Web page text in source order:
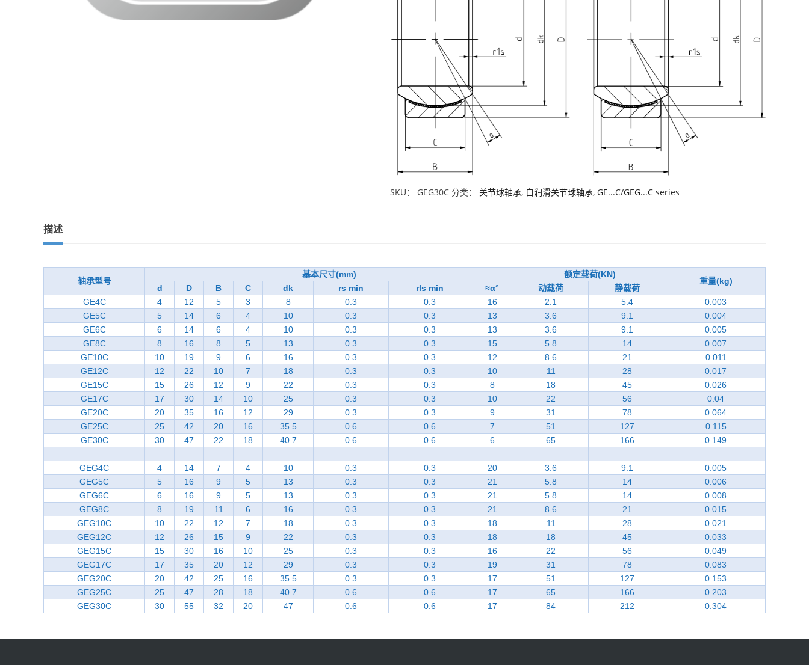
SKU： GEG30C 分类： 关节球轴承, 自润滑关节球轴承, GE...C/GEG...C series
描述
轴承型号
基本尺寸(mm) 额定载荷(KN)
重量(kg)
d D B C dk rs min rls min ≈α° 动载荷
静载荷
GE4C
4 12 5 3 8 0.3 0.3 16 2.1 5.4
0.003
GE5C
5 14 6 4 10 0.3 0.3 13 3.6 9.1
0.004
GE6C
6 14 6 4 10 0.3 0.3 13 3.6 9.1
0.005
GE8C
8 16 8 5 13 0.3 0.3 15 5.8 14
0.007
GE10C
10 19 9 6 16 0.3 0.3 12 8.6 21
0.011
GE12C
12 22 10 7 18 0.3 0.3 10 11 28
0.017
GE15C
15 26 12 9 22 0.3 0.3 8 18 45
0.026
GE17C
17 30 14 10 25 0.3 0.3 10 22 56
0.04
GE20C
20 35 16 12 29 0.3 0.3 9 31 78
0.064
GE25C
25 42 20 16 35.5 0.6 0.6 7 51 127
0.115
GE30C
30 47 22 18 40.7 0.6 0.6 6 65 166 0.149
GEG4C 4 14 7 4 10 0.3 0.3 20 3.6 9.1
0.005
GEG5C
5 16 9 5 13 0.3 0.3 21 5.8 14
0.006
GEG6C
6 16 9 5 13 0.3 0.3 21 5.8 14
0.008
GEG8C
8 19 11 6 16 0.3 0.3 21 8.6 21
0.015
GEG10C
10 22 12 7 18 0.3 0.3 18 11 28
0.021
GEG12C
12 26 15 9 22 0.3 0.3 18 18 45
0.033
GEG15C
15 30 16 10 25 0.3 0.3 16 22 56
0.049
GEG17C
17 35 20 12 29 0.3 0.3 19 31 78
0.083
GEG20C
20 42 25 16 35.5 0.3 0.3 17 51 127
0.153
GEG25C
25 47 28 18 40.7 0.6 0.6 17 65 166
0.203
GEG30C
30 55 32 20 47 0.6 0.6 17 84 212 0.304